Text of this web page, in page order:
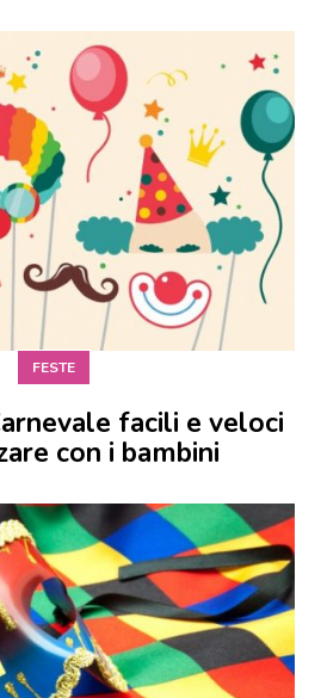
FESTE
facili e veloci
con i bambini